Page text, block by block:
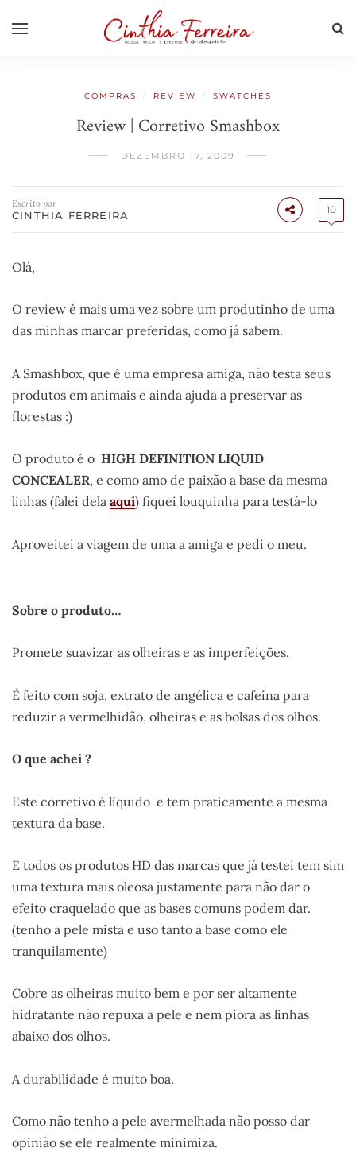
COMPRAS / REVIEW / SWATCHES
Review | Corretivo Smashbox
DEZEMBRO 17, 2009
Escrito por
CINTHIA FERREIRA 10
Olá,
O review é mais uma vez sobre um produtinho de uma
das minhas marcar preferidas, como já sabem.
A Smashbox, que é uma empresa amiga, não testa seus
produtos em animais e ainda ajuda a preservar as
florestas :)
O produto é o HIGH DEFINITION LIQUID
CONCEALER, e como amo de paixão a base da mesma
linhas (falei dela aqui) fiquei louquinha para testá-lo
Aproveitei a viagem de uma a amiga e pedi o meu.
Sobre o produto…
Promete suavizar as olheiras e as imperfeições.
É feito com soja, extrato de angélica e cafeína para
reduzir a vermelhidão, olheiras e as bolsas dos olhos.
O que achei ?
Este corretivo é líquido e tem praticamente a mesma
textura da base.
E todos os produtos HD das marcas que já testei tem sim
uma textura mais oleosa justamente para não dar o
efeito craquelado que as bases comuns podem dar.
(tenho a pele mista e uso tanto a base como ele
tranquilamente)
Cobre as olheiras muito bem e por ser altamente
hidratante não repuxa a pele e nem piora as linhas
abaixo dos olhos.
A durabilidade é muito boa.
Como não tenho a pele avermelhada não posso dar
opinião se ele realmente minimiza.